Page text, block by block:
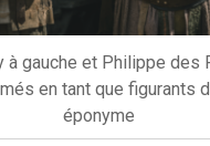
à gauche et Philippe des
en tant que figurants
éponyme